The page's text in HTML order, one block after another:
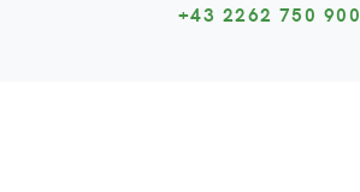
+43 2262 750 900